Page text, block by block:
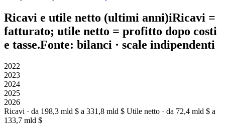
Ricavi e utile netto (ultimi anni)iRicavi =
fatturato; utile netto = profitto dopo costi
e tasse.Fonte: bilanci · scale indipendenti
2022
2023
2024
2025
2026
Ricavi · da 198,3 mld $ a 331,8 mld $ Utile netto · da 72,4 mld $ a
133,7 mld $